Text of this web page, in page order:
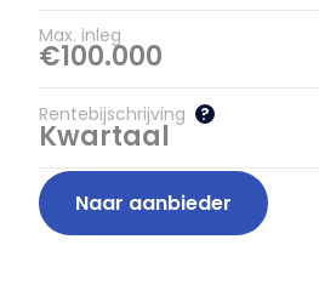
Max. inleg
€100.000
Rentebijschrijving ?
Kwartaal
Naar aanbieder